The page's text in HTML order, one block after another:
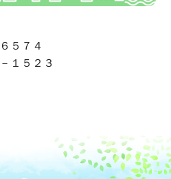
５７４
１５２３